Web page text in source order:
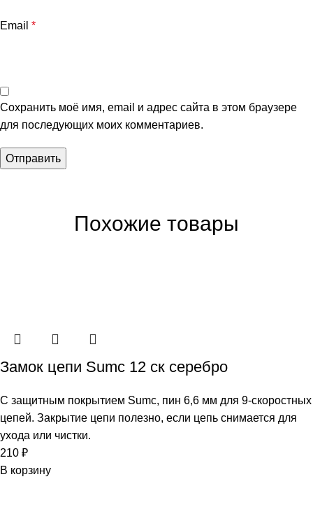
Email *
Сохранить моё имя, email и адрес сайта в этом браузере
для последующих моих комментариев.
Похожие товары
Замок цепи Sumc 12 ск серебро
С защитным покрытием Sumc, пин 6,6 мм для 9-скоростных
цепей. Закрытие цепи полезно, если цепь снимается для
ухода или чистки.
210 ₽
В корзину